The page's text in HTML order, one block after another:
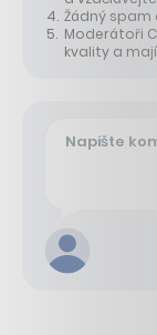
Žádný spam
Moderátoři
kvality a